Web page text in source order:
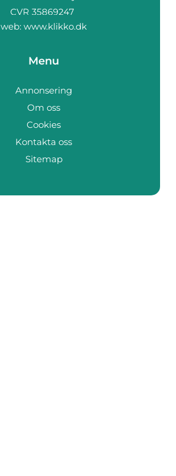
web: www.klikko.dk
Menu
Annonsering
Om oss
Cookies
Kontakta oss
Sitemap